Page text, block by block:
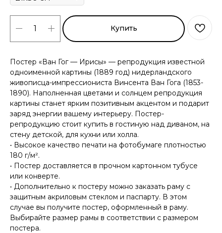
Купить
Постер «Ван Гог — Ирисы» — репродукция известной
одноименной картины (1889 год) нидерландского
живописца-импрессиониста Винсента Ван Гога (1853-
1890). Наполненная цветами и солнцем репродукция
картины станет ярким позитивным акцентом и подарит
заряд энергии вашему интерьеру. Постер-
репродукцию стоит купить в гостиную над диваном, на
стену детской, для кухни или холла.
• Высокое качество печати на фотобумаге плотностью
180 г/м².
• Постер доставляется в прочном картонном тубусе
или конверте.
• Дополнительно к постеру можно заказать раму с
защитным акриловым стеклом и паспарту. В этом
случае вы получите постер, оформленный в раму.
Выбирайте размер рамы в соответствии с размером
постера.